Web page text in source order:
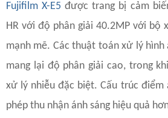
Fujifilm X-E5 được trang bị cảm
HR với độ phân giải 40.2MP với bộ
mạnh mẽ. Các thuật toán xử lý
mang lại độ phân giải cao, trong
xử lý nhiễu đặc biệt. Cấu trúc
phép thu nhận ánh sáng hiệu quả